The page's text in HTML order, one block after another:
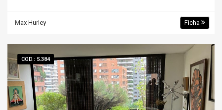
Max Hurley Ficha
COD.: 5.384